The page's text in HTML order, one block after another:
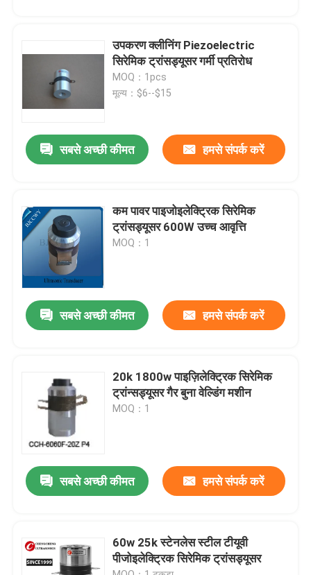
उत्पादों
हमारे बारे में
कारखाना भ्रमण
संपर्क करें
एक उद्धरण का अनुरोध करें
अल्ट्रासोनिक सफाई ट्रांसड्यूसर
बहु आवृत्ति अल्ट्रासोनिक ट्रांसड्यूसर
उपकरण क्लीनिंग Piezoelectric
सिरेमिक ट्रांसड्यूसर गर्मी प्रतिरोध
MOQ：1pcs
मूल्य：$6--$15
सबसे अच्छी कीमत हमसे संपर्क करें
कम पावर पाइजोइलेक्ट्रिक सिरेमिक
ट्रांसड्यूसर 600W उच्च आवृत्ति
MOQ：1
सबसे अच्छी कीमत हमसे संपर्क करें
20k 1800w पाइज़िलेक्ट्रिक सिरेमिक
ट्रांन्सड्यूसर गैर बुना वेल्डिंग मशीन
MOQ：1
सबसे अच्छी कीमत हमसे संपर्क करें
60w 25k स्टेनलेस स्टील टीयूवी
पीजोइलेक्ट्रिक सिरेमिक ट्रांसड्यूसर